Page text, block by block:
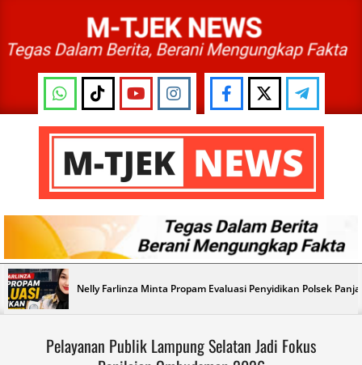
content
M-
TJEK
NEWS
Primary
Navigation
Menu
Nelly Farlinza Minta Propam Evaluasi Penyidikan Polsek
Pelayanan Publik Lampung Selatan Jadi Fokus